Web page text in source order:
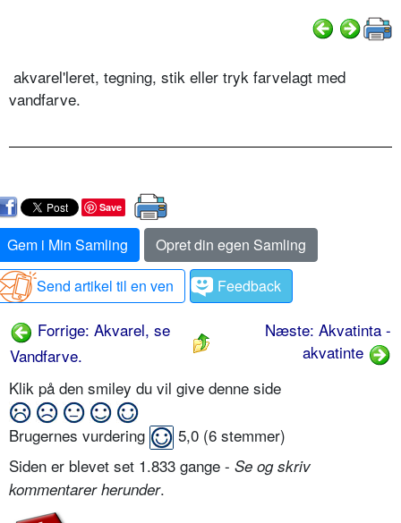
akvarel'leret, tegning, stik eller tryk farvelagt med
vandfarve.
Save
Gem i Min Samling
Opret din egen Samling
Send artikel til en ven
Feedback
Forrige: Akvarel, se
Vandfarve.
Næste: Akvatinta -
akvatinte
Klik på den smiley du vil give denne side
Brugernes vurdering 5,0 (6 stemmer)
Siden er blevet set 1.833 gange - Se og skriv
kommentarer herunder.